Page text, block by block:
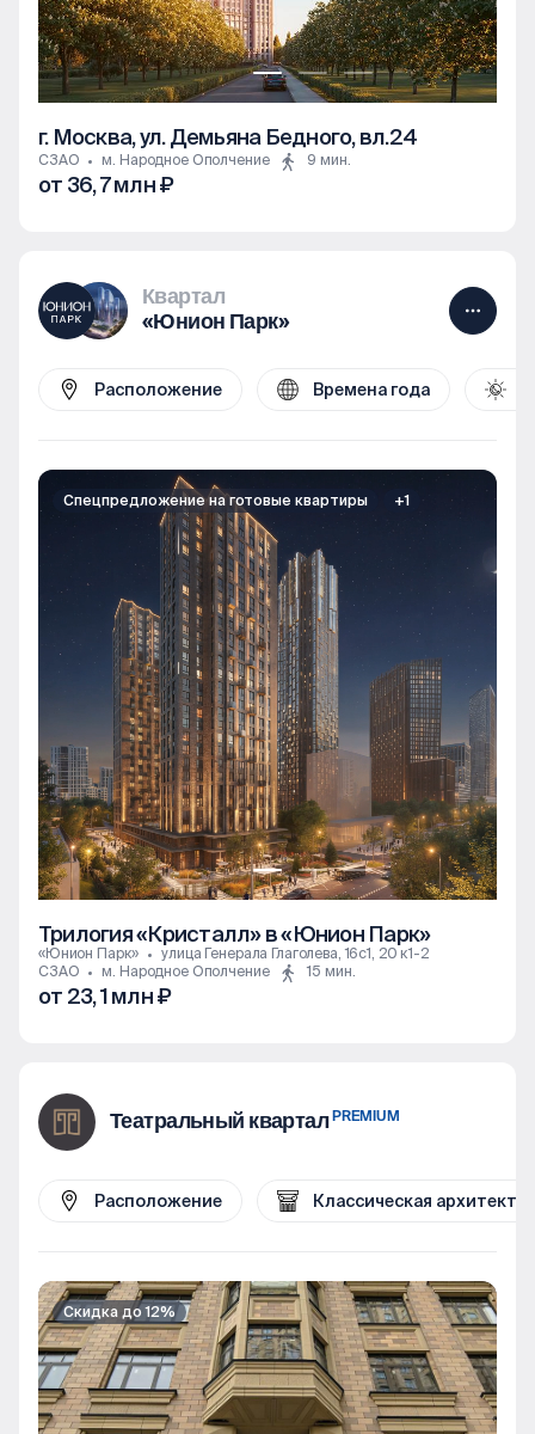
г. Москва, ул. Демьяна Бедного, вл.24
СЗАО м. Народное Ополчение 9 мин.
от 36, 7 млн ₽
Квартал
«Юнион Парк»
Расположение Времена года
Спецпредложение на готовые квартиры +1
Трилогия «Кристалл» в «Юнион Парк»
«Юнион Парк»
улица Генерала Глаголева, 16с1, 20 к1-2
СЗАО
м. Народное Ополчение 15 мин.
от 23, 1 млн ₽
Театральный кварталPREMIUM
Расположение Классическая
Скидка до 12%